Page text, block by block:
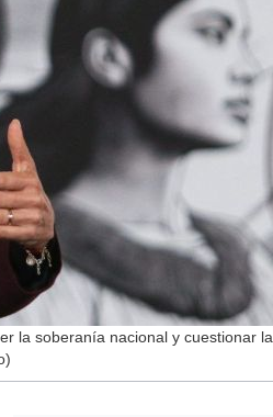
la soberanía nacional y cuestionar la